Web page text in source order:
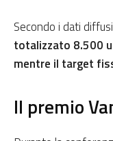
Secondo i dati
totalizzato 8.500
mentre il target
Il premio